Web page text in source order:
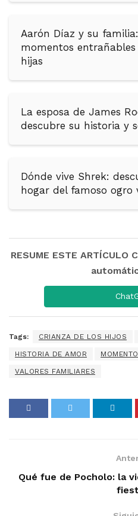
Aarón Díaz y su familia:
momentos entrañables
hijas
La esposa de James
descubre su historia y
Dónde vive Shrek:
hogar del famoso ogro
RESUME ESTE
Tags: CRIANZA DE LOS HIJOS
HISTORIA DE AMOR
VALORES FAMILIARES
Qué fue de Pocholo: la